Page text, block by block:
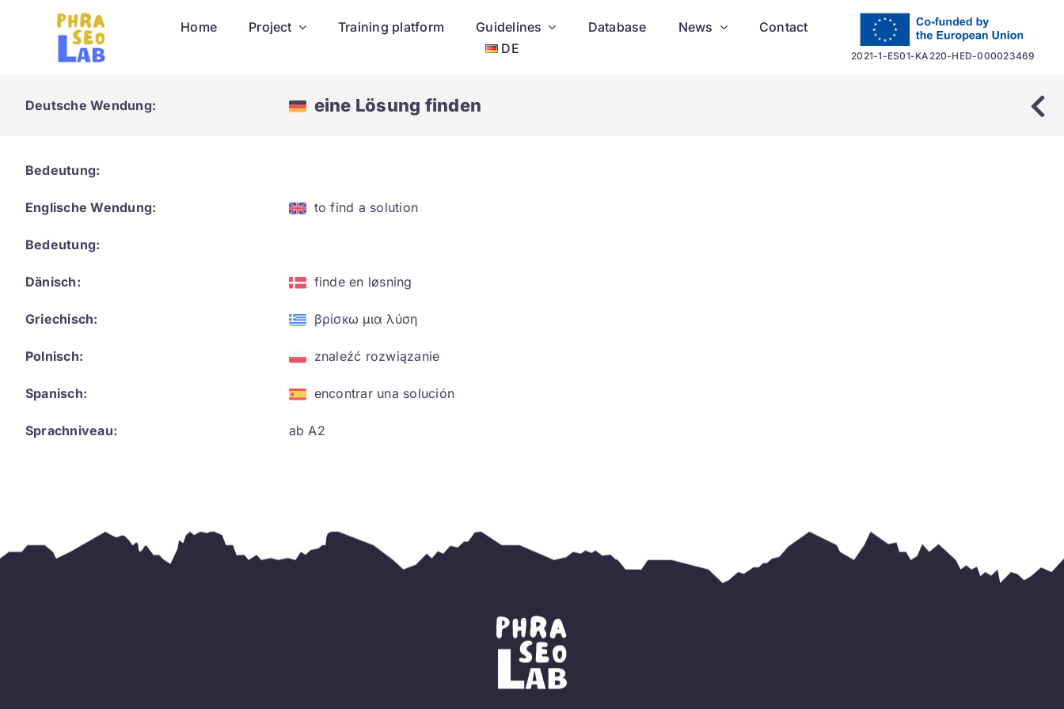
Home Project Training platform Guidelines Database News
Contact
DE
2021-1-ES01-KA220-HED-000023469
Deutsche Wendung: eine Lösung finden
Bedeutung:
Englische Wendung: to find a solution
Bedeutung:
Dänisch: finde en løsning
Griechisch: βρίσκω μια λύση
Polnisch: znaleźć rozwiązanie
Spanisch: encontrar una solución
Sprachniveau: ab A2